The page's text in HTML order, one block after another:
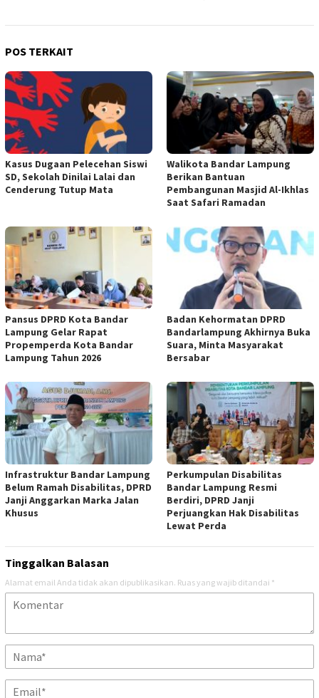
POS TERKAIT
Kasus Dugaan Pelecehan Siswi
SD, Sekolah Dinilai Lalai dan
Cenderung Tutup Mata
Walikota Bandar Lampung
Berikan Bantuan
Pembangunan Masjid Al-Ikhlas
Saat Safari Ramadan
Pansus DPRD Kota Bandar
Lampung Gelar Rapat
Propemperda Kota Bandar
Lampung Tahun 2026
Badan Kehormatan DPRD
Bandarlampung Akhirnya Buka
Suara, Minta Masyarakat
Bersabar
Infrastruktur Bandar Lampung
Belum Ramah Disabilitas, DPRD
Janji Anggarkan Marka Jalan
Khusus
Perkumpulan Disabilitas
Bandar Lampung Resmi
Berdiri, DPRD Janji
Perjuangkan Hak Disabilitas
Lewat Perda
Tinggalkan Balasan
Alamat email Anda tidak akan dipublikasikan. Ruas yang wajib ditandai *